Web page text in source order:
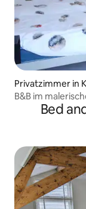
Privatzimmer in
B&B im
Bed